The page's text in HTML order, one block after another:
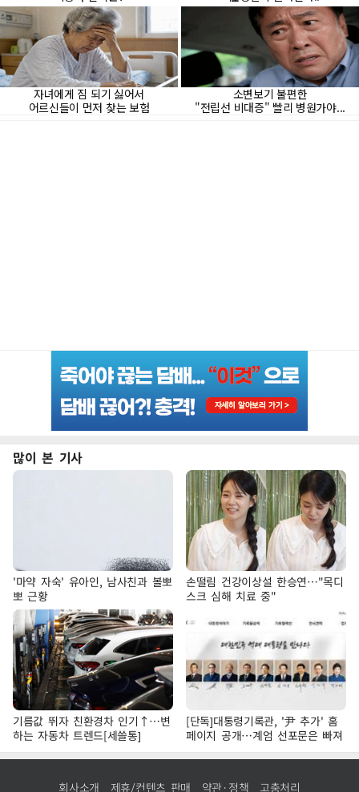
많이 본 기사
'마약 자숙' 유아인, 남사친과 볼뽀
뽀 근황
손떨림 건강이상설 한승연…"목디
스크 심해 치료 중"
기름값 뛰자 친환경차 인기↑…변
하는 자동차 트렌드[세쓸통]
[단독]대통령기록관, '尹 추가' 홈
페이지 공개…계엄 선포문은 빠져
회사소개 제휴/컨텐츠 판매 약관·정책 고충처리